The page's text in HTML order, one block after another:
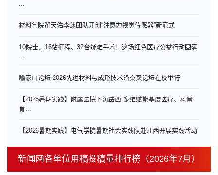
材料学院翟天佑李渊团队开创“注意力视觉传感器”新范式
10院士、16站征程、32台疑难手术！这场红色医疗公益行动圆满
喻家山论坛·2026先进材料与成形技术沿交叉论坛在校举行
【2026暑期实践】附属医院下沉岳西 多维赋能基层医疗、科普
育...
【2026暑期实践】电气学院暑期社会实践队赴江西开展实践活动
新闻网各单位用稿投稿量排行榜（2026年7月）